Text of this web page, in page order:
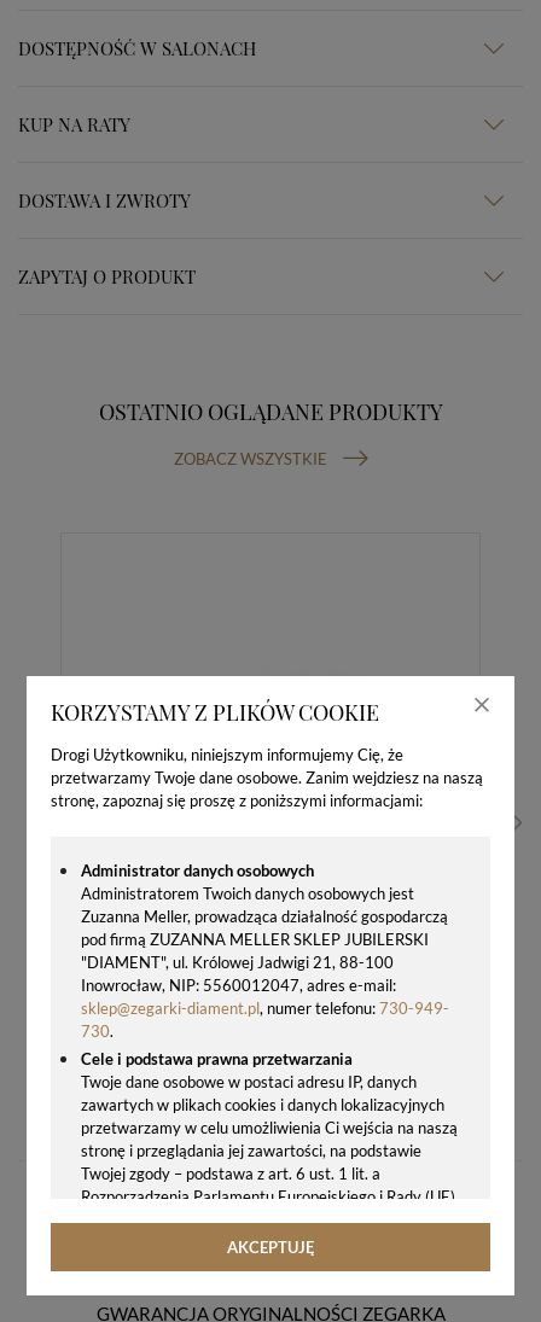
KORZYSTAMY Z PLIKÓW COOKIE
Drogi Użytkowniku, niniejszym informujemy Cię, że
przetwarzamy Twoje dane osobowe. Zanim wejdziesz na naszą
stronę, zapoznaj się proszę z poniższymi informacjami:
Administrator danych osobowych
Administratorem Twoich danych osobowych jest
Zuzanna Meller, prowadząca działalność gospodarczą
pod firmą ZUZANNA MELLER SKLEP JUBILERSKI
"DIAMENT", ul. Królowej Jadwigi 21, 88-100
Inowrocław, NIP: 5560012047, adres e-mail:
sklep@zegarki-diament.pl, numer telefonu:730-949-
730.
Cele i podstawa prawna przetwarzania
Twoje dane osobowe w postaci adresu IP, danych
zawartych w plikach cookies i danych lokalizacyjnych
przetwarzamy w celu umożliwienia Ci wejścia na naszą
stronę i przeglądania jej zawartości, na podstawie
Twojej zgody – podstawa z art. 6 ust. 1 lit. a
Rozporządzenia Parlamentu Europejskiego i Rady (UE)
2016/679 z 27.04.2016 r. w sprawie ochrony osób
fizycznych w związku z przetwarzaniem danych
rozporządzenie o ochronie danych, tj. RODO).
AKCEPTUJĘ
DOSTĘPNOŚĆ W SALONACH
KUP NA RATY
DOSTAWA I ZWROTY
ZAPYTAJ O PRODUKT
OSTATNIO OGLĄDANE PRODUKTY
ZOBACZ WSZYSTKIE
159,00 zł
GWARANCJA ORYGINALNOŚCI ZEGARKA